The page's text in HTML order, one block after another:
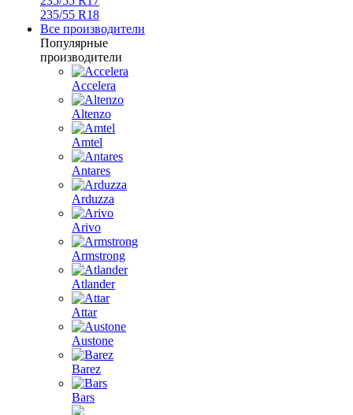
235/55 R18
Все производители
Популярные
производители
Accelera
Altenzo
Amtel
Antares
Arduzza
Arivo
Armstrong
Atlander
Attar
Austone
Barez
Bars